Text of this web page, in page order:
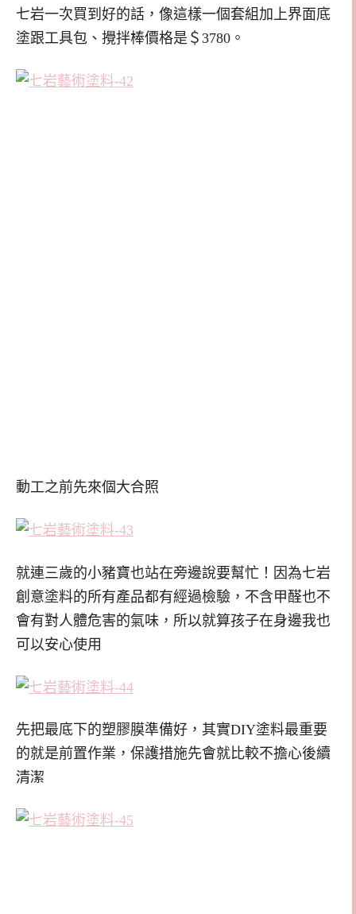
七岩一次買到好的話，像這樣一個套組加上界面底
塗跟工具包、攪拌棒價格是＄3780。
動工之前先來個大合照
就連三歲的小豬寶也站在旁邊說要幫忙！因為七岩
創意塗料的所有產品都有經過檢驗，不含甲醛也不
會有對人體危害的氣味，所以就算孩子在身邊我也
可以安心使用
先把最底下的塑膠膜準備好，其實DIY塗料最重要
的就是前置作業，保護措施先會就比較不擔心後續
清潔